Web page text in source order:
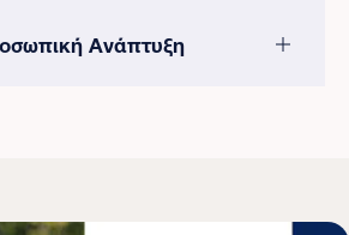
Ανάπτυξη